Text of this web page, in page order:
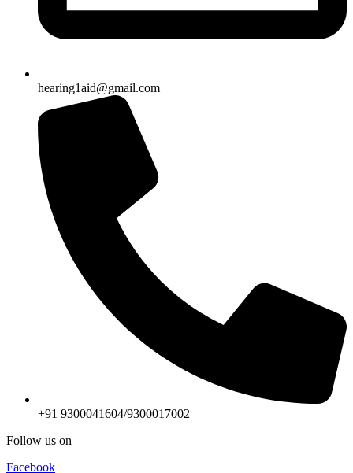
hearing1aid@gmail.com
+91 9300041604/9300017002
Follow us on
Facebook